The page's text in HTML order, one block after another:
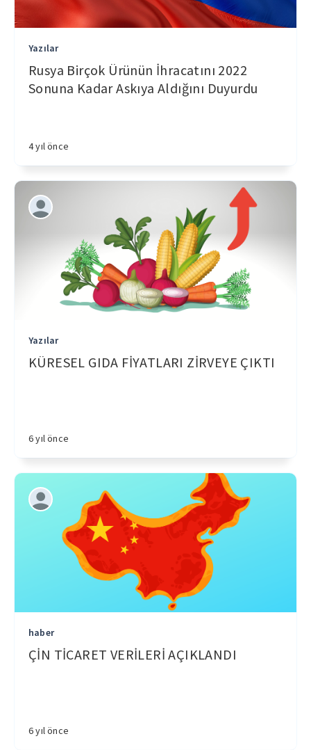
Yazılar
Rusya Birçok Ürünün İhracatını 2022
Sonuna Kadar Askıya Aldığını Duyurdu
4 yıl önce
Yazılar
KÜRESEL GIDA FİYATLARI ZİRVEYE ÇIKTI
6 yıl önce
haber
ÇİN TİCARET VERİLERİ AÇIKLANDI
6 yıl önce